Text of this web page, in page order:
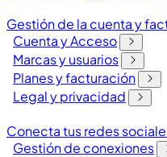
Gestión de la cuenta y
Cuenta y Acceso
Marcas y usuarios
Planes y facturación
Legal y privacidad
Conecta tus redes
Gestión de conexiones